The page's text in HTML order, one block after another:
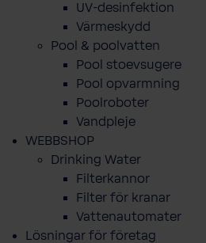
UV-desinfektion
Värmeskydd
Pool & poolvatten
Pool stoevsugere
Pool opvarmning
Poolroboter
Vandpleje
WEBBSHOP
Drinking Water
Filterkannor
Filter för kranar
Vattenautomater
Lösningar för företag